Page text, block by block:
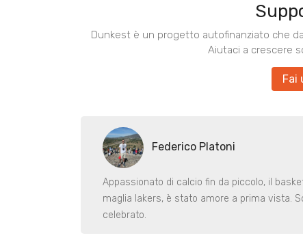
Dunkest è un progetto autofinanziato che
Aiutaci a crescere
Fai
Federico Platoni
Appassionato di calcio fin da piccolo, il
maglia lakers, è stato amore a prima vista.
celebrato.